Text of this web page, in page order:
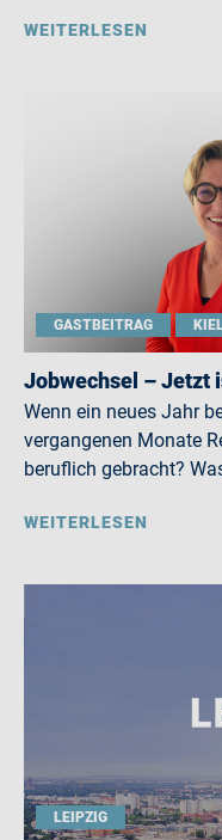
WEITERLESEN
GASTBEITRAG
Jobwechsel – Jetzt
Wenn ein neues Jahr
vergangenen Monate
beruflich gebracht?
WEITERLESEN
LEIPZIG